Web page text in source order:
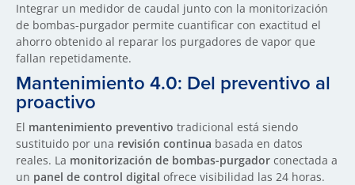
Integrar un medidor de caudal junto con la monitorización
de bombas-purgador permite cuantificar con exactitud el
ahorro obtenido al reparar los purgadores de vapor que
fallan repetidamente.
Mantenimiento 4.0: Del preventivo al
proactivo
El mantenimiento preventivo tradicional está siendo
sustituido por una revisión continua basada en datos
reales. La monitorización de bombas-purgador conectada a
un panel de control digital ofrece visibilidad las 24 horas.